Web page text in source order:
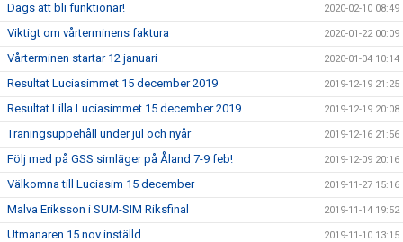
Dags att bli funktionär! 2020-02-10 08:49
Viktigt om vårterminens faktura 2020-01-22 00:09
Vårterminen startar 12 januari 2020-01-04 10:14
Resultat Luciasimmet 15 december 2019 2019-12-19 21:25
Resultat Lilla Luciasimmet 15 december 2019 2019-12-19 20:08
Träningsuppehåll under jul och nyår 2019-12-16 21:56
Följ med på GSS simläger på Åland 7-9 feb! 2019-12-09 20:16
Välkomna till Luciasim 15 december 2019-11-27 15:16
Malva Eriksson i SUM-SIM Riksfinal 2019-11-14 19:52
Utmanaren 15 nov inställd 2019-11-10 13:15